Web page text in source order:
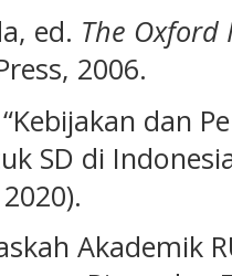
ed. The Oxford
2006.
dan
SD di
Akademik